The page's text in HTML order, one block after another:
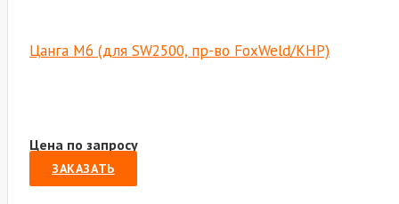
Цанга М6 (для SW2500, пр-во FoxWeld/КНР)
Цена по запросу
ЗАКАЗАТЬ